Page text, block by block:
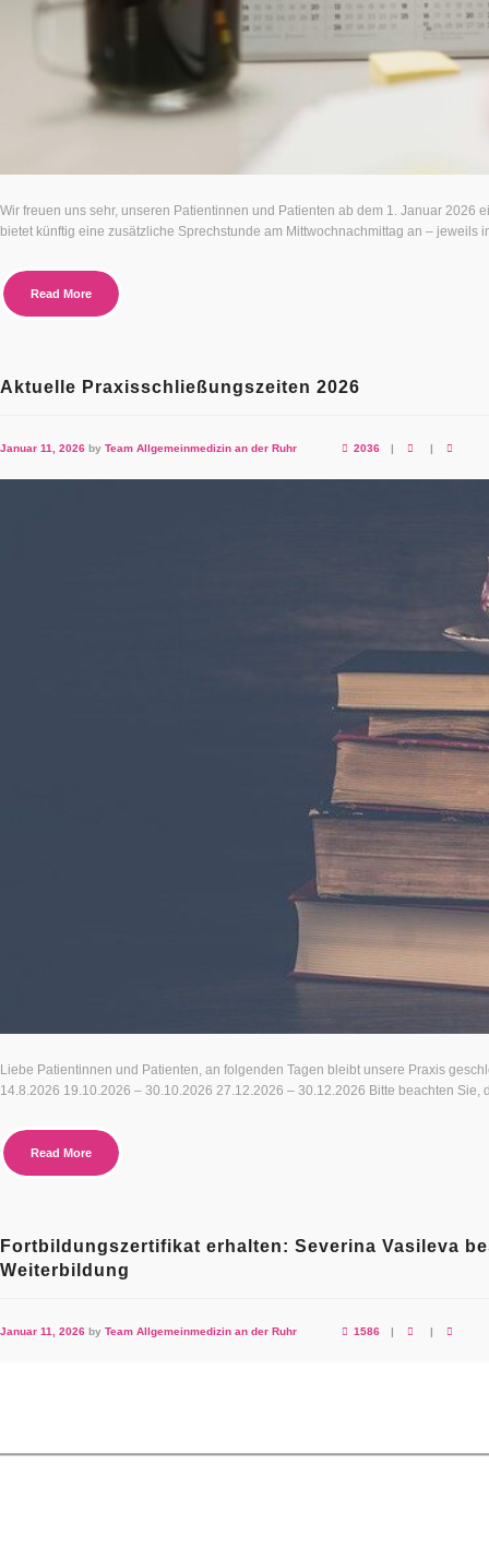
Wir freuen uns sehr, unseren Patientinnen und Patienten ab dem 1. Januar 2026
bietet künftig eine zusätzliche Sprechstunde am Mittwochnachmittag an – jeweils
Read More
Aktuelle Praxisschließungszeiten 2026
Januar 11, 2026 by Team Allgemeinmedizin an der Ruhr 2036
Liebe Patientinnen und Patienten, an folgenden Tagen bleibt unsere Praxis
14.8.2026 19.10.2026 – 30.10.2026 27.12.2026 – 30.12.2026 Bitte beachten Sie,
Read More
Fortbildungszertifikat erhalten: Severina Vasileva
Weiterbildung
Januar 11, 2026 by Team Allgemeinmedizin an der Ruhr 1586